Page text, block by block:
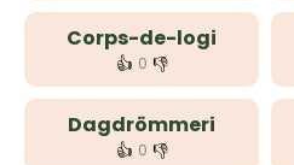
Corps-de-logi
👍 0 👎
Dagdrömmeri
👍 0 👎